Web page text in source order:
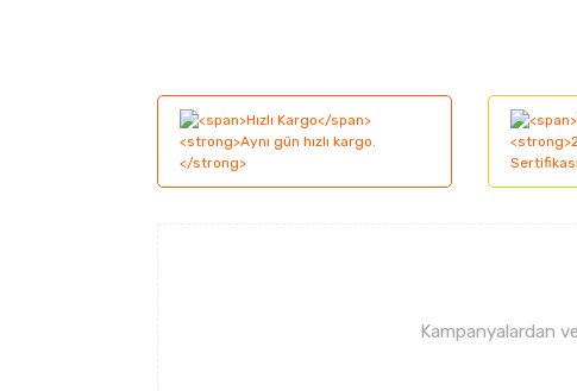
Ürün resmi kalitesiz, bozuk veya
Ürün açıklamasında eksik bilgiler bulunuyor.
Kampanyalardan